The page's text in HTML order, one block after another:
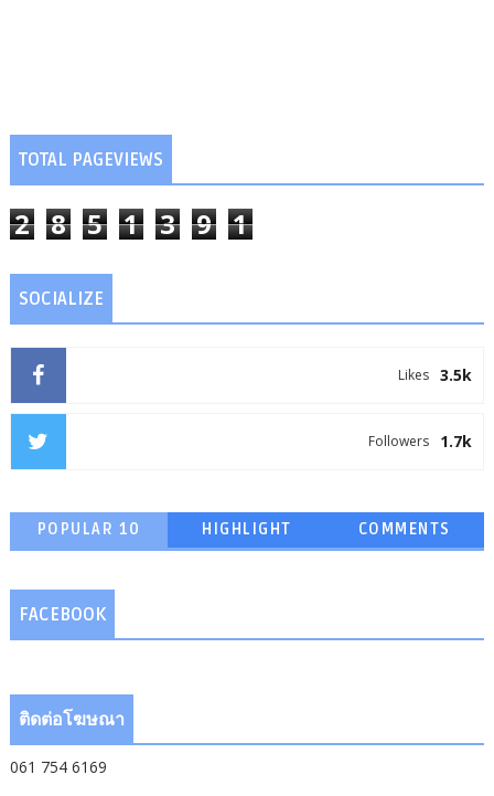
TOTAL PAGEVIEWS
2 8 5 1 3 9 1
SOCIALIZE
3.5k
Likes
1.7k
Followers
POPULAR 10 HIGHLIGHT COMMENTS
FACEBOOK
ติดต่อโฆษณา
061 754 6169